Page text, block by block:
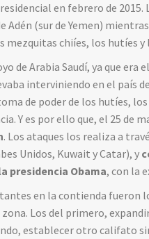
en febrero de
Adén (sur de Yemen)
mezquitas chiíes, los hutíes
de Arabia Saudí, ya que
interviniendo en el país
de poder de los hutíes,
Y es por ello que, el 25 de
. Los ataques los realiza a
Unidos, Kuwait y Catar), y
presidencia Obama, con la
en la contienda fueron
Los del primero,
establecer otro califato